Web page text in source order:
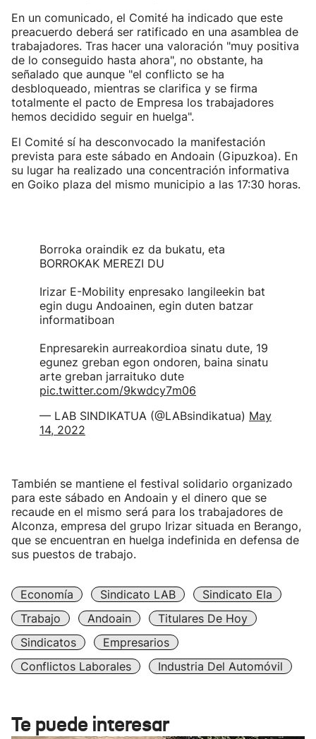
En un comunicado, el Comité ha indicado que este
preacuerdo deberá ser ratificado en una asamblea de
trabajadores. Tras hacer una valoración "muy positiva
de lo conseguido hasta ahora", no obstante, ha
señalado que aunque "el conflicto se ha
desbloqueado, mientras se clarifica y se firma
totalmente el pacto de Empresa los trabajadores
hemos decidido seguir en huelga".
El Comité sí ha desconvocado la manifestación
prevista para este sábado en Andoain (Gipuzkoa). En
su lugar ha realizado una concentración informativa
en Goiko plaza del mismo municipio a las 17:30 horas.
Borroka oraindik ez da bukatu, eta
BORROKAK MEREZI DU
Irizar E-Mobility enpresako langileekin bat
egin dugu Andoainen, egin duten batzar
informatiboan
Enpresarekin aurreakordioa sinatu dute, 19
egunez greban egon ondoren, baina sinatu
arte greban jarraituko dute
pic.twitter.com/9kwdcy7m06
— LAB SINDIKATUA (@LABsindikatua) May
14, 2022
También se mantiene el festival solidario organizado
para este sábado en Andoain y el dinero que se
recaude en el mismo será para los trabajadores de
Alconza, empresa del grupo Irizar situada en Berango,
que se encuentran en huelga indefinida en defensa de
sus puestos de trabajo.
Economía Sindicato LAB
Sindicato Ela
Trabajo
Andoain
Titulares De Hoy
Sindicatos
Empresarios
Conflictos Laborales
Industria Del Automóvil
Te puede interesar